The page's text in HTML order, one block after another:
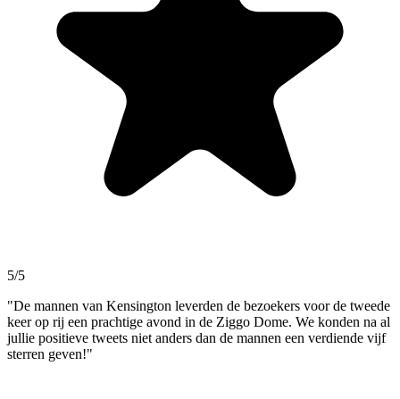
5/5
"De mannen van Kensington leverden de bezoekers voor de tweede
keer op rij een prachtige avond in de Ziggo Dome. We konden na al
jullie positieve tweets niet anders dan de mannen een verdiende vijf
sterren geven!"